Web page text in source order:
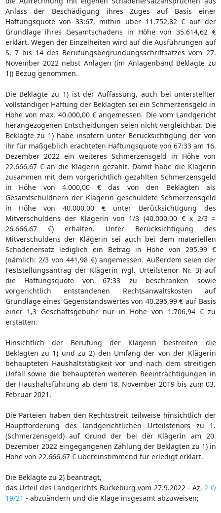
Anlass der Beschädigung ihres Zuges auf Basis einer
Haftungsquote von 33:67, mithin über 11.752,82 € auf der
Grundlage ihres Gesamtschadens in Höhe von 35.614,62 €
erklärt. Wegen der Einzelheiten wird auf die Ausführungen auf
S. 7 bis 14 des Berufungsbegründungsschriftsatzes vom 27.
November 2022 nebst Anlagen (im Anlagenband Beklagte zu
1)) Bezug genommen.
Die Beklagte zu 1) ist der Auffassung, auch bei unterstellter
vollständiger Haftung der Beklagten sei ein Schmerzensgeld in
Höhe von max. 40.000,00 € angemessen. Die vom Landgericht
herangezogenen Entscheidungen seien nicht vergleichbar. Die
Beklagte zu 1) habe insofern unter Berücksichtigung der von
ihr für maßgeblich erachteten Haftungsquote von 67:33 am 16.
Dezember 2022 ein weiteres Schmerzensgeld in Höhe von
22.666,67 € an die Klägerin gezahlt. Damit habe die Klägerin
zusammen mit dem vorgerichtlich gezahlten Schmerzensgeld
in Höhe von 4.000,00 € das von den Beklagten als
Gesamtschuldnern der Klägerin geschuldete Schmerzensgeld
in Höhe von 40.000,00 € unter Berücksichtigung des
Mitverschuldens der Klägerin von 1/3 (40.000,00 € x 2/3 =
26.666,67 €) erhalten. Unter Berücksichtigung des
Mitverschuldens der Klägerin sei auch bei dem materiellen
Schadenersatz lediglich ein Betrag in Höhe von 295,99 €
(nämlich: 2/3 von 441,98 €) angemessen. Außerdem seien der
Feststellungsantrag der Klägerin (vgl. Urteilstenor Nr. 3) auf
die Haftungsquote von 67:33 zu beschränken sowie
vorgerichtlich entstandenen Rechtsanwaltskosten auf
Grundlage eines Gegenstandswertes von 40.295,99 € auf Basis
einer 1,3 Geschäftsgebühr nur in Höhe von 1.706,94 € zu
erstatten.
Hinsichtlich der Berufung der Klägerin bestreiten die
Beklagten zu 1) und zu 2) den Umfang der von der Klägerin
behaupteten Haushaltstätigkeit vor und nach dem streitigen
Unfall sowie die behaupteten weiteren Beeinträchtigungen in
der Haushaltsführung ab dem 18. November 2019 bis zum 03.
Februar 2021.
Die Parteien haben den Rechtsstreit teilweise hinsichtlich der
Hauptforderung des landgerichtlichen Urteilstenors zu 1.
(Schmerzensgeld) auf Grund der bei der Klägerin am 20.
Dezember 2022 eingegangenen Zahlung der Beklagten zu 1) in
Höhe von 22.666,67 € übereinstimmend für erledigt erklärt.
Die Beklagte zu 2) beantragt,
das Urteil des Landgerichts Bückeburg vom 27.9.2022 - Az. 2 O
19/21 - abzuändern und die Klage insgesamt abzuweisen;